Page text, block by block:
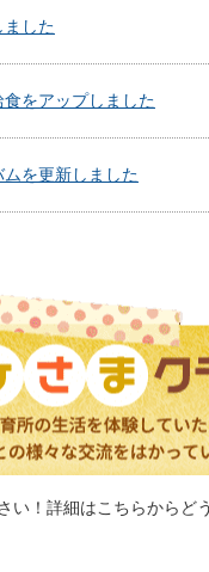
した
をアップしました
を更新しました
い！詳細はこちらからど